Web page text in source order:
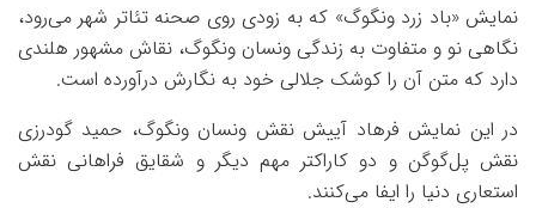
نمایش «باد زرد ونگوگ» که به زودی روی صحنه تئاتر شهر می‌رود،
نگاهی نو و متفاوت به زندگی ونسان ونگوگ، نقاش مشهور هلندی
دارد که متن آن را کوشک جلالی خود به نگارش درآورده است.
در این نمایش فرهاد آییش نقش ونسان ونگوگ، حمید گودرزی
نقش پل‌گوگن و دو کاراکتر مهم دیگر و شقایق فراهانی نقش
استعاری دنیا را ایفا می‌کنند.